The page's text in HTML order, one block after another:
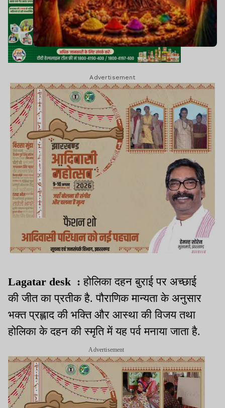
Advertisement
Lagatar desk : होलिका दहन बुराई पर अच्छाई
की जीत का प्रतीक है. पौराणिक मान्यता के अनुसार
भक्त प्रह्लाद की भक्ति और आस्था की विजय तथा
होलिका के दहन की स्मृति में यह पर्व मनाया जाता है.
Advertisement